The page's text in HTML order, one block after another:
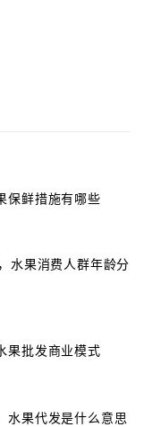
保鲜措施有哪些
水果消费人群年龄分
果批发商业模式
水果代发是什么意思